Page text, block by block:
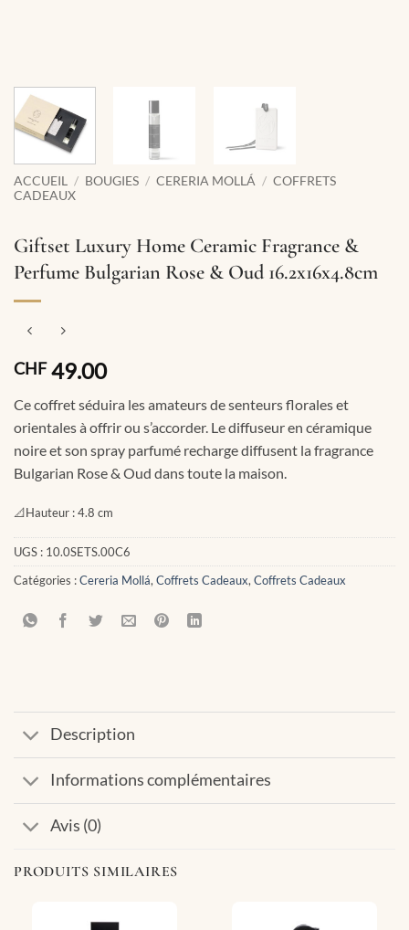
ACCUEIL / BOUGIES / CERERIA MOLLÁ / COFFRETS
CADEAUX
Giftset Luxury Home Ceramic Fragrance &
Perfume Bulgarian Rose & Oud 16.2x16x4.8cm
CHF49.00
Ce coffret séduira les amateurs de senteurs florales et
orientales à offrir ou s’accorder. Le diffuseur en céramique
noire et son spray parfumé recharge diffusent la fragrance
Bulgarian Rose & Oud dans toute la maison.
📐Hauteur :4.8 cm
UGS : 10.0SETS.00C6
Catégories :Cereria Mollá, Coffrets Cadeaux, Coffrets Cadeaux
Description
Informations complémentaires
Avis (0)
PRODUITS SIMILAIRES